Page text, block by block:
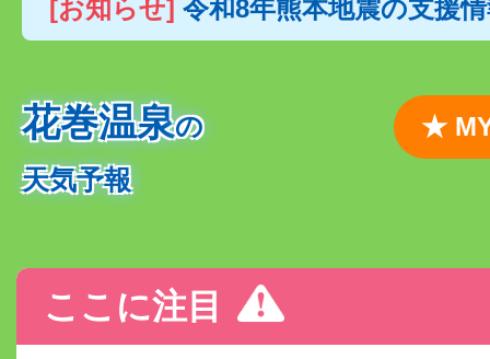
[お知らせ] 令和8年熊本地震の支援
花巻温泉の
天気予報
★
ここに注目